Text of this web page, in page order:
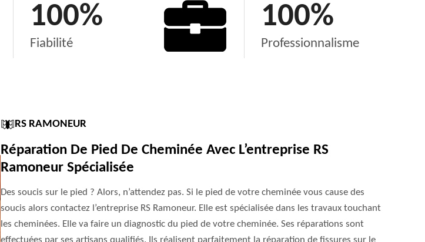
100%
Fiabilité
100%
Professionnalisme
RS RAMONEUR
Réparation De Pied De Cheminée Avec L’entreprise RS
Ramoneur Spécialisée
Des soucis sur le pied ? Alors, n’attendez pas. Si le pied de votre cheminée vous cause des
soucis alors contactez l’entreprise RS Ramoneur. Elle est spécialisée dans les travaux touchant
les cheminées. Elle va faire un diagnostic du pied de votre cheminée. Ses réparations sont
effectuées par ses artisans qualifiés. Ils réalisent parfaitement la réparation de fissures sur le